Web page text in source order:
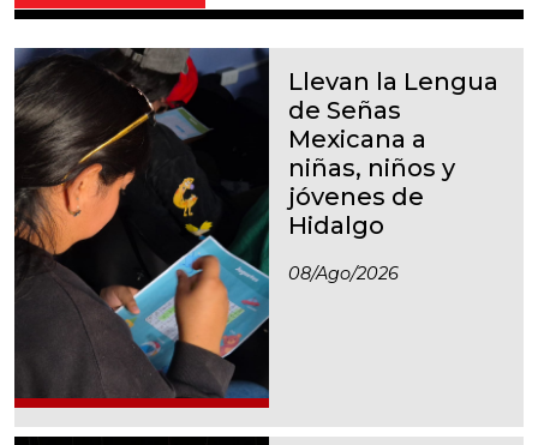
Llevan la Lengua
de Señas
Mexicana a
niñas, niños y
jóvenes de
Hidalgo
08/ago/2026